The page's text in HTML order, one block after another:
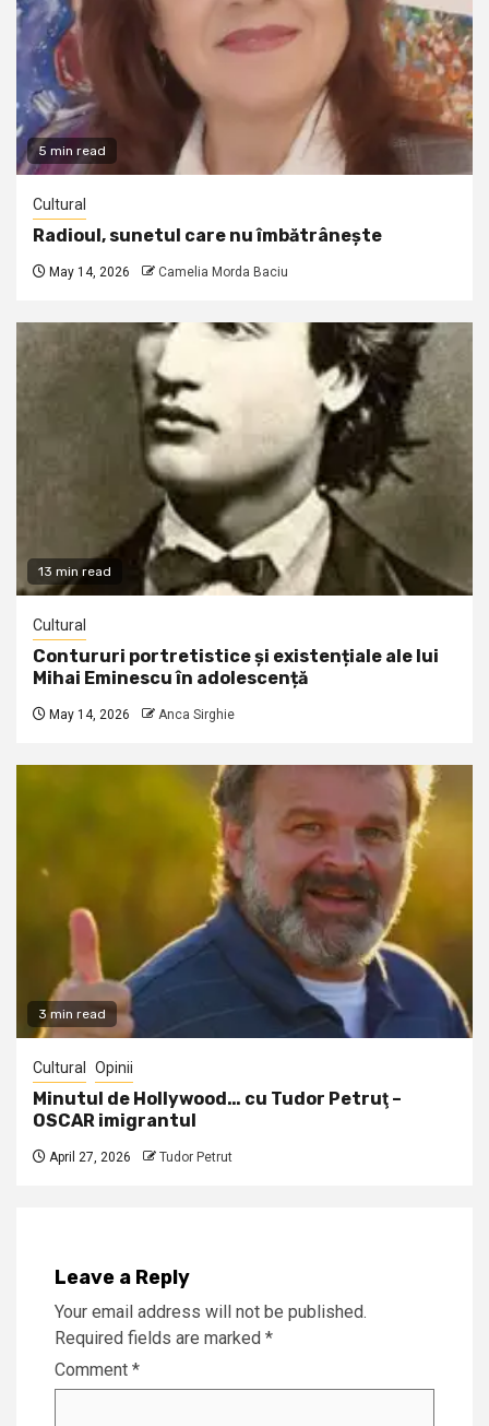
5 min read
Cultural
Radioul, sunetul care nu îmbătrânește
May 14, 2026 Camelia Morda Baciu
13 min read
Cultural
Contururi portretistice și existențiale ale lui
Mihai Eminescu în adolescență
May 14, 2026 Anca Sirghie
3 min read
Cultural Opinii
Minutul de Hollywood… cu Tudor Petruţ –
OSCAR imigrantul
April 27, 2026 Tudor Petrut
Leave a Reply
Your email address will not be published.
Required fields are marked *
Comment *